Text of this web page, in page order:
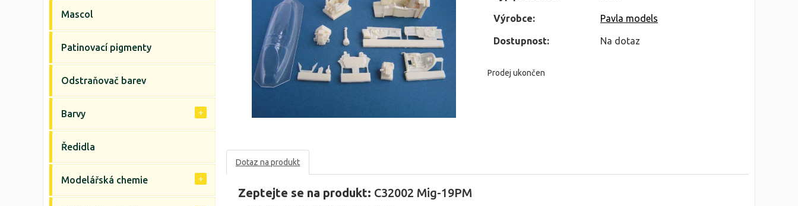
Výrobce: Pavla models
Dostupnost: Na dotaz
Prodej ukončen
Dotaz na produkt
Zeptejte se na produkt: C32002 Mig-19PM
Mascol
Patinovací pigmenty
Odstraňovač barev
Barvy
Ředidla
Modelářská chemie